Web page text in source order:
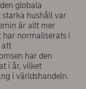
globala
hushåll var
är allt mer
har normaliserats i
att
har den
i år, vilket
i världshandeln.